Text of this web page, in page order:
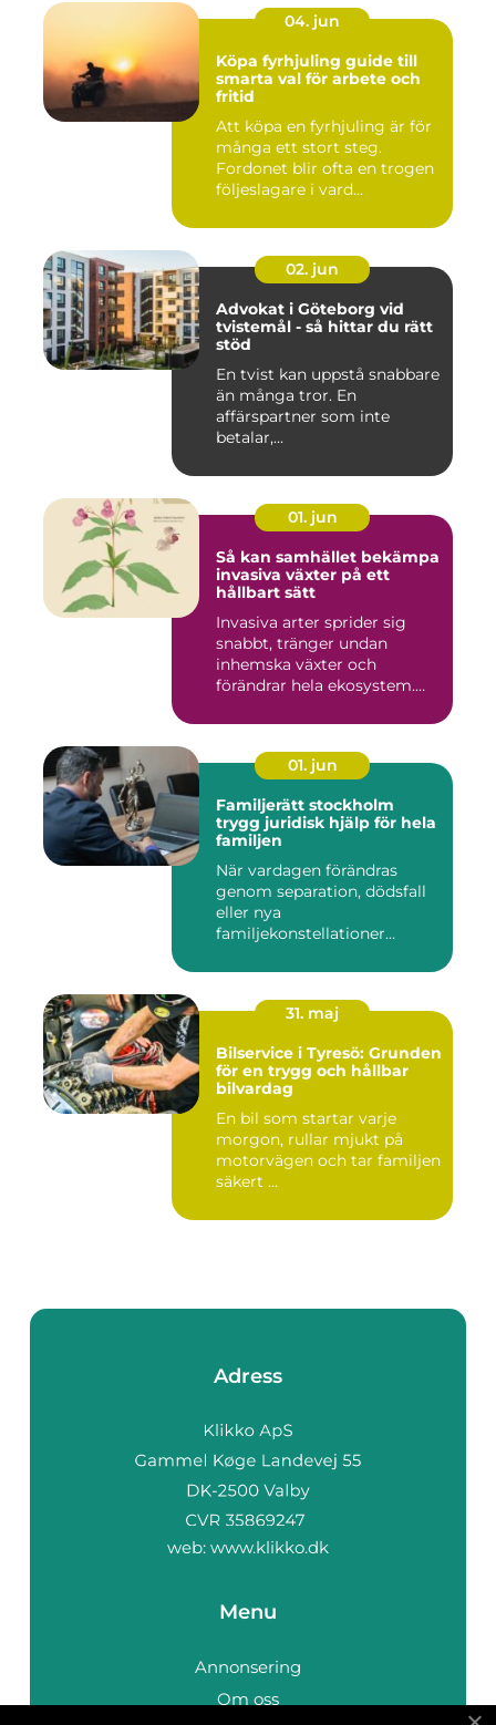
04. jun
Köpa fyrhjuling guide till
smarta val för arbete och
fritid
Att köpa en fyrhjuling är för
många ett stort steg.
Fordonet blir ofta en trogen
följeslagare i vard...
02. jun
Advokat i Göteborg vid
tvistemål - så hittar du rätt
stöd
En tvist kan uppstå snabbare
än många tror. En
affärspartner som inte
betalar,...
01. jun
Så kan samhället bekämpa
invasiva växter på ett
hållbart sätt
Invasiva arter sprider sig
snabbt, tränger undan
inhemska växter och
förändrar hela ekosystem.
01. jun
Familjerätt stockholm
trygg juridisk hjälp för hela
familjen
När vardagen förändras
genom separation, dödsfall
eller nya
familjekonstellationer
31. maj
Bilservice i Tyresö: Grunden
för en trygg och hållbar
bilvardag
En bil som startar varje
morgon, rullar mjukt på
motorvägen och tar familjen
säkert ...
Adress
web: www.klikko.dk
Menu
Annonsering
Om oss